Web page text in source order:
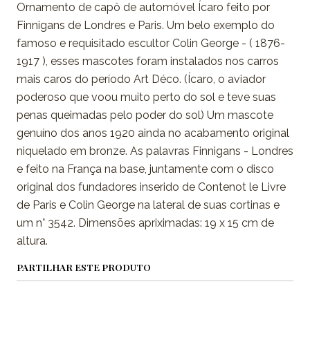
Ornamento de capô de automóvel Ícaro feito por
Finnigans de Londres e Paris. Um belo exemplo do
famoso e requisitado escultor Colin George - ( 1876-
1917 ), esses mascotes foram instalados nos carros
mais caros do período Art Déco. (Ícaro, o aviador
poderoso que voou muito perto do sol e teve suas
penas queimadas pelo poder do sol) Um mascote
genuíno dos anos 1920 ainda no acabamento original
niquelado em bronze. As palavras Finnigans - Londres
e feito na França na base, juntamente com o disco
original dos fundadores inserido de Contenot le Livre
de Paris e Colin George na lateral de suas cortinas e
um n° 3542. Dimensões apriximadas: 19 x 15 cm de
altura.
PARTILHAR ESTE PRODUTO